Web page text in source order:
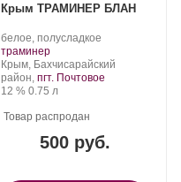
Крым ТРАМИНЕР БЛАН
Производитель:
Группа
компаний
«АВК».
белое, полусладкое.
винограда:
траминер.
Регион:
Крым, Бахчисарайский
район, пгт. Почтовое
Крепость
12 %. Объем
0.75 л
500 руб.
Товар распродан